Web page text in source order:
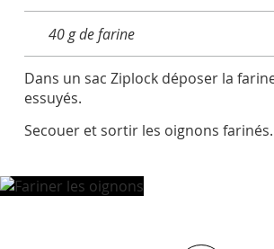
40 g de farine
Dans un sac Ziplock déposer la
essuyés.
Secouer et sortir les oignons farinés.